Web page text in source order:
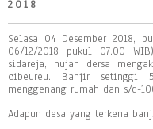
2018
Selasa 04 Desember 2018,
06/12/2018 pukul 07.00
sidareja, hujan dersa
cibeureu. Banjir setinggi
menggenang rumah dan s/d-
Adapun desa yang terkena